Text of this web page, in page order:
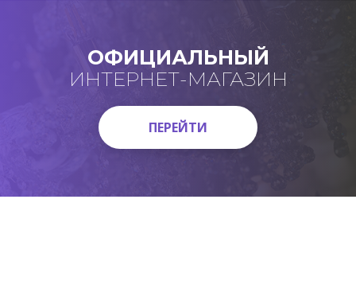
ОФИЦИАЛЬНЫЙ
ИНТЕРНЕТ-МАГАЗИН
ПЕРЕЙТИ
ПЕРЕЙТИ